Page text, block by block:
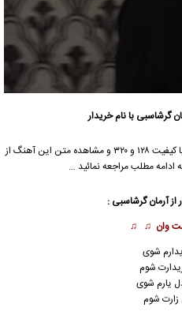
گرشاسبی با نام خریدار
با کیفیت ۱۲۸ و ۳۲۰ و مشاهده متن این آهنگ از
مطلب مراجعه نمائید …
ازآرمان گرشاسبی :
وان ♫ ♫
شوی
شوم
یارم شوی
زارت شوم